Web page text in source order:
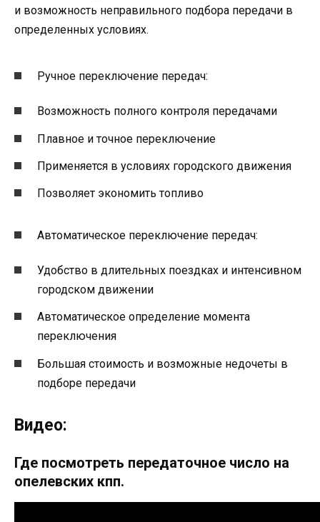
и возможность неправильного подбора передачи в
определенных условиях.
Ручное переключение передач:
Возможность полного контроля передачами
Плавное и точное переключение
Применяется в условиях городского движения
Позволяет экономить топливо
Автоматическое переключение передач:
Удобство в длительных поездках и интенсивном
городском движении
Автоматическое определение момента
переключения
Большая стоимость и возможные недочеты в
подборе передачи
Видео:
Где посмотреть передаточное число на
опелевских кпп.